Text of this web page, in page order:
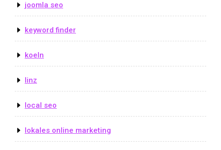
joomla seo
keyword finder
koeln
linz
local seo
lokales online marketing